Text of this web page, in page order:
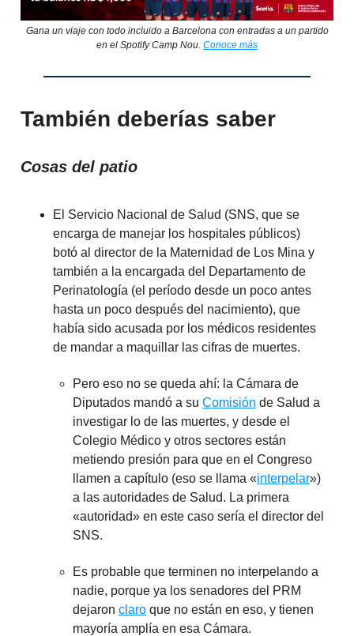
Gana un viaje con todo incluido a Barcelona con entradas a un partido
en el Spotify Camp Nou. Conoce más
También deberías saber
Cosas del patio
El Servicio Nacional de Salud (SNS, que se
encarga de manejar los hospitales públicos)
botó al director de la Maternidad de Los Mina y
también a la encargada del Departamento de
Perinatología (el período desde un poco antes
hasta un poco después del nacimiento), que
había sido acusada por los médicos residentes
de mandar a maquillar las cifras de muertes.
Pero eso no se queda ahí: la Cámara de
Diputados mandó a su Comisión de Salud a
investigar lo de las muertes, y desde el
Colegio Médico y otros sectores están
metiendo presión para que en el Congreso
llamen a capítulo (eso se llama «interpelar»)
a las autoridades de Salud. La primera
«autoridad» en este caso sería el director del
SNS.
Es probable que terminen no interpelando a
nadie, porque ya los senadores del PRM
dejaron claro que no están en eso, y tienen
mayoría amplía en esa Cámara.